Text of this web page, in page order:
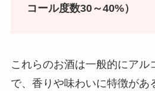
コール度数30～40%）
これらのお酒は一般的にアル
で、香りや味わいに特徴があ